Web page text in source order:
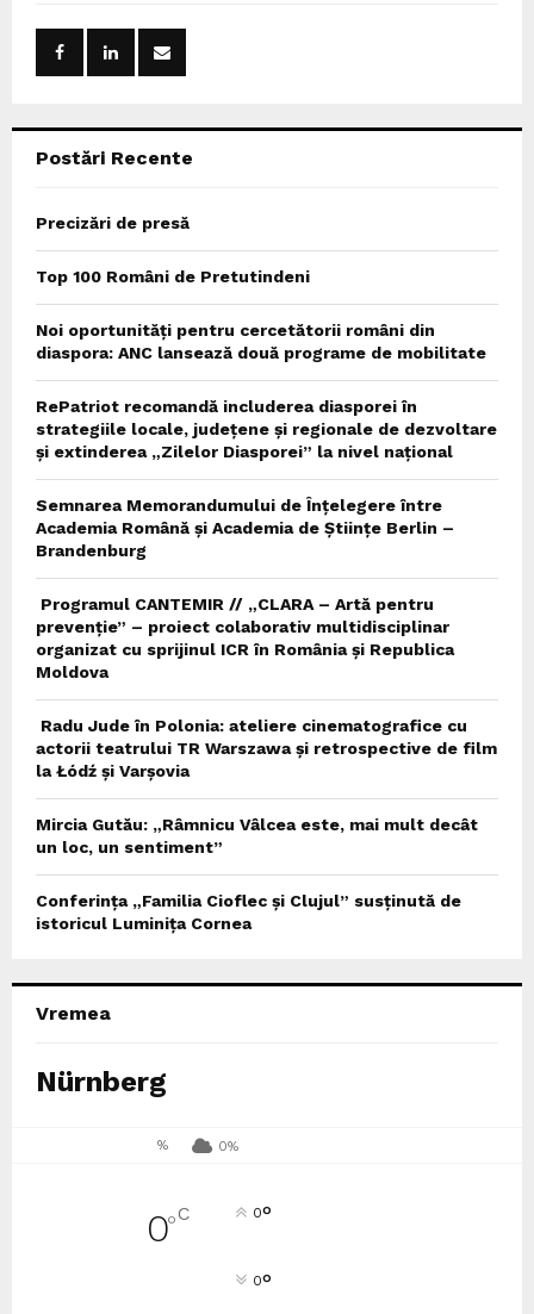
Postări Recente
Precizări de presă
Top 100 Români de Pretutindeni
Noi oportunități pentru cercetătorii români din
diaspora: ANC lansează două programe de mobilitate
RePatriot recomandă includerea diasporei în
strategiile locale, județene și regionale de dezvoltare
și extinderea „Zilelor Diasporei” la nivel național
Semnarea Memorandumului de Înțelegere între
Academia Română și Academia de Științe Berlin –
Brandenburg
Programul CANTEMIR // „CLARA – Artă pentru
prevenție” – proiect colaborativ multidisciplinar
organizat cu sprijinul ICR în România și Republica
Moldova
Radu Jude în Polonia: ateliere cinematografice cu
actorii teatrului TR Warszawa și retrospective de film
la Łódź și Varșovia
Mircia Gutău: „Râmnicu Vâlcea este, mai mult decât
un loc, un sentiment”
Conferința „Familia Cioflec și Clujul” susținută de
istoricul Luminița Cornea
Vremea
Nürnberg
% 0%
0°C 0°
0°